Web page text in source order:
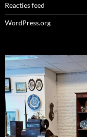
Reacties feed
WordPress.org